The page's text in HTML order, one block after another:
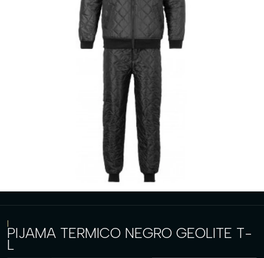
|
PIJAMA TERMICO NEGRO GEOLITE T-
L